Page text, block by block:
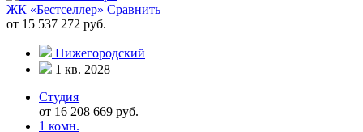
ЖК «Бестселлер» Сравнить
от 15 537 272 руб.
Нижегородский
1 кв. 2028
Студия
от 16 208 669 руб.
1 комн.